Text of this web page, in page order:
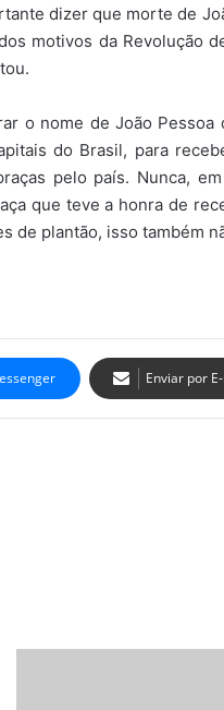
dizer que morte de
motivos da Revolução
o nome de João Pessoa
do Brasil, para
pelo país. Nunca,
que teve a honra de
de plantão, isso também
Enviar por